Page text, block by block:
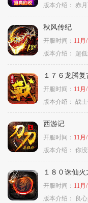
版本介绍： 赤
秋风传纪
开服时间： 11月
版本介绍：
超
１７６龙腾复
开服时间： 11月
版本介绍： 战
西游记
开服时间： 11月
版本介绍： 你
１８０诛仙火
开服时间： 11月
版本介绍：
良